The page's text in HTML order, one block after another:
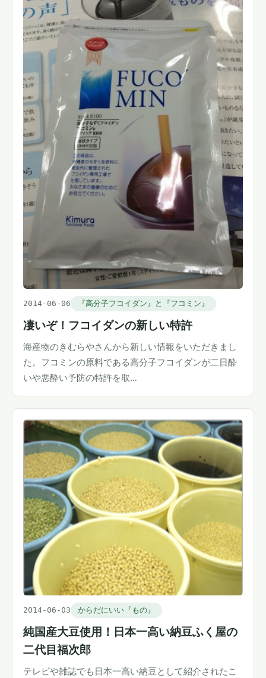
2014-06-06 『高分子フコイダン』と『フコミン』
凄いぞ！フコイダンの新しい特許
海産物のきむらやさんから新しい情報をいただきまし
た。フコミンの原料である高分子フコイダンが二日酔
いや悪酔い予防の特許を取…
2014-06-03 からだにいい『もの』
純国産大豆使用！日本一高い納豆ふく屋の
二代目福次郎
テレビや雑誌でも日本一高い納豆として紹介されたこ